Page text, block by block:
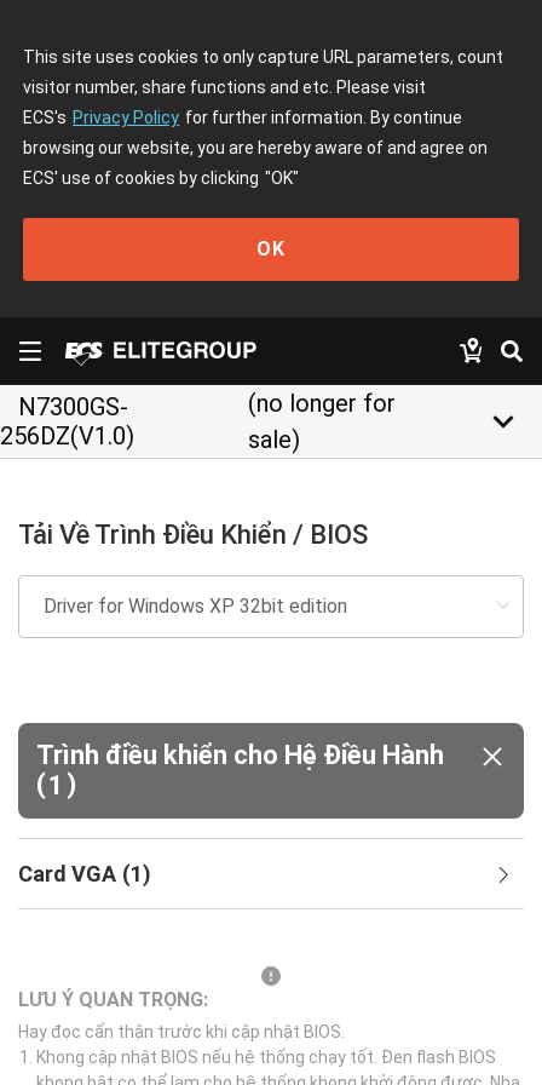
This site uses cookies to only capture URL parameters, count
visitor number, share functions and etc. Please visit
ECS's Privacy Policy for further information. By continue
browsing our website, you are hereby aware of and agree on
ECS' use of cookies by clicking "OK"
OK
N7300GS-
256DZ(V1.0)
(no longer for
sale)
keyboard_arrow_down
Tải Về Trình Điều Khiển / BIOS
Trình điều khiển cho Hệ Điều Hành
(1 )
Card VGA (1)
LƯU Ý QUAN TRỌNG:
Hay đọc cẩn thận trước khi cập nhật BIOS.
Khong cập nhật BIOS nếu hệ thống chạy tốt. Đen flash BIOS